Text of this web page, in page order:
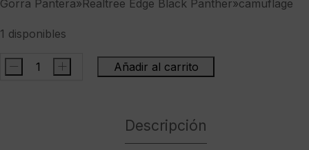
Gorra Pantera»Realtree Edge Black Panther»camuflage
1 disponibles
GOORINGorra
- + Añadir al carrito
Descripción